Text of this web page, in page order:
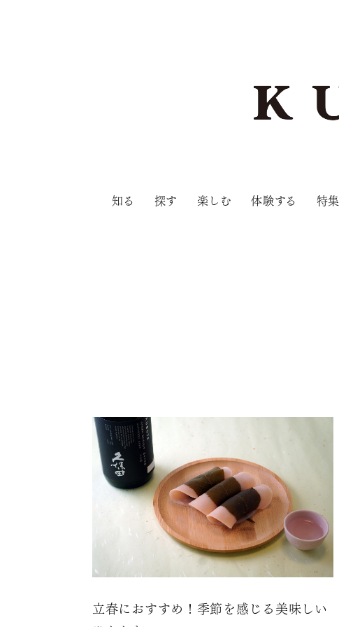
知る 探す 楽しむ 体験する 特集
立春におすすめ！季節を感じる美味しい